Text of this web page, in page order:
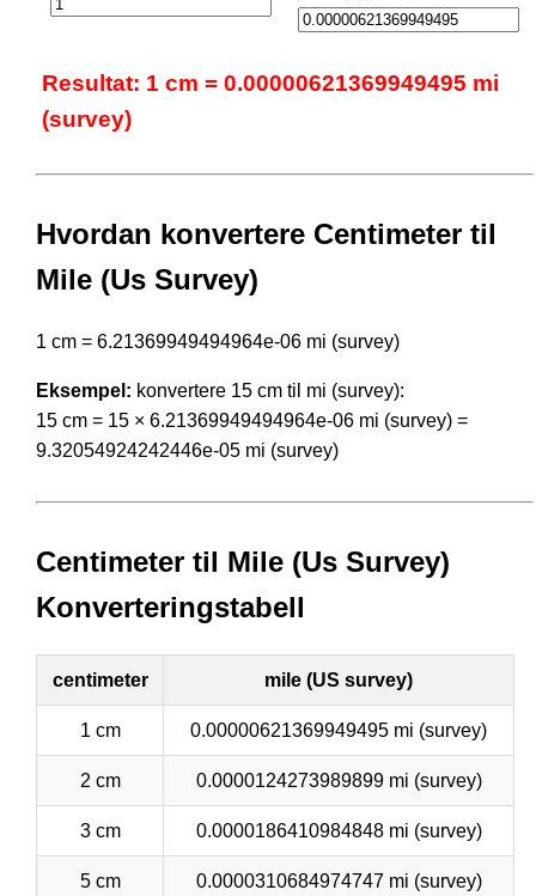
Resultat: 1 cm = 0.00000621369949495 mi
(survey)
Hvordan konvertere Centimeter til
Mile (Us Survey)
1 cm = 6.21369949494964e-06 mi (survey)
Eksempel: konvertere 15 cm til mi (survey):
15 cm = 15 × 6.21369949494964e-06 mi (survey) =
9.32054924242446e-05 mi (survey)
Centimeter til Mile (Us Survey)
Konverteringstabell
centimeter mile (US survey)
1 cm 0.00000621369949495 mi (survey)
2 cm 0.0000124273989899 mi (survey)
3 cm 0.0000186410984848 mi (survey)
5 cm 0.0000310684974747 mi (survey)